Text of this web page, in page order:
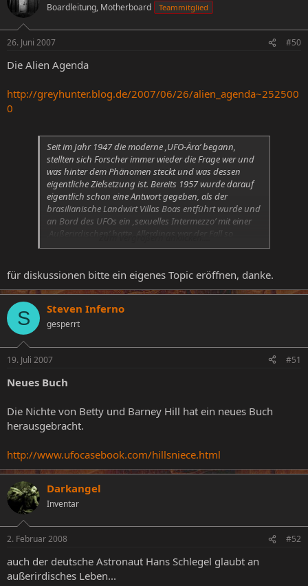
Boardleitung, Motherboard Teammitglied
26. Juni 2007 #50
Die Alien Agenda
http://greyhunter.blog.de/2007/06/26/alien_agenda~252500
0
Seit im Jahr 1947 die moderne ‚UFO-Ära’ begann,
stellten sich Forscher immer wieder die Frage wer und
was hinter dem Phänomen steckt und was dessen
eigentliche Zielsetzung ist. Bereits 1957 wurde darauf
eigentlich schon eine Antwort gegeben, als der
brasilianische Landwirt Villas Boas entführt wurde und
an Bord des UFOs ein ‚sexuelles Intermezzo’ mit einer
‚Außerirdischen’ hatte. Allerdings war der Fall so
strange, dass er erst 1966 – zusammen mit der Hill-
für diskussionen bitte ein eigenes Topic eröffnen, danke.
S Steven Inferno
gesperrt
19. Juli 2007 #51
Neues Buch
Die Nichte von Betty und Barney Hill hat ein neues Buch
herausgebracht.
http://www.ufocasebook.com/hillsniece.html
Darkangel
Inventar
2. Februar 2008 #52
auch der deutsche Astronaut Hans Schlegel glaubt an
außerirdisches Leben...